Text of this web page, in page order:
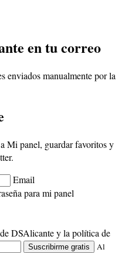
en tu correo
enviados manualmente por la
Mi panel, guardar favoritos y
Email
para mi panel
DSAlicante y la política de
Suscribirme gratis
Al